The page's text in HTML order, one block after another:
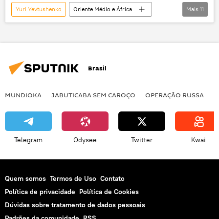
Yuri Yevtushenko
Oriente Médio e África
Mundo
Rússia
Notícias
Nashabiyah
Mais 11
Brasil
MUNDIOKA JABUTICABA SEM CAROÇO OPERAÇÃO RUSSA
Telegram Odysee Twitter Kwai
Quem somos Termos de Uso Contato
Política de privacidade Política de Cookies
Dúvidas sobre tratamento de dados pessoais